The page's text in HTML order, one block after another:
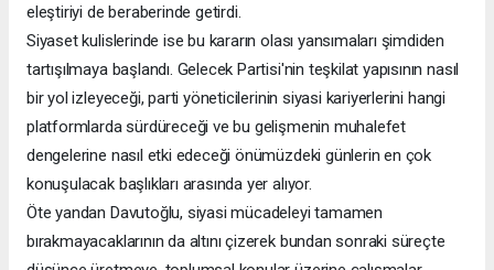
eleştiriyi de beraberinde getirdi.
Siyaset kulislerinde ise bu kararın olası yansımaları şimdiden
tartışılmaya başlandı. Gelecek Partisi'nin teşkilat yapısının nasıl
bir yol izleyeceği, parti yöneticilerinin siyasi kariyerlerini hangi
platformlarda sürdüreceği ve bu gelişmenin muhalefet
dengelerine nasıl etki edeceği önümüzdeki günlerin en çok
konuşulacak başlıkları arasında yer alıyor.
Öte yandan Davutoğlu, siyasi mücadeleyi tamamen
bırakmayacaklarının da altını çizerek bundan sonraki süreçte